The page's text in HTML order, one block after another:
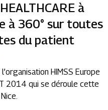
à
à 360° sur toutes
du patient
HIMSS Europe
2014 qui se déroule cette